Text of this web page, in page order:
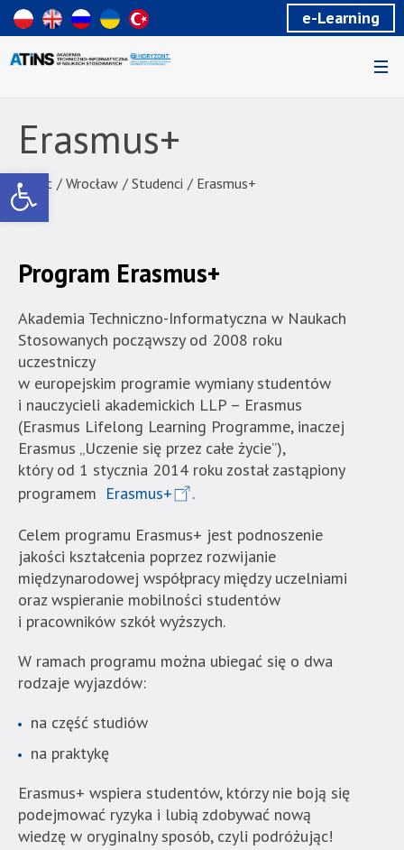
Wiadomość
dla
uzytkowników
ekranowychZnajdujesz
podstronie
"Erasmus+
Akademia
Informatyczna
Naukach
Stosowanych".
Strona
jest
wyposażona
menu
skiplinks
pozwalające
szybko
przechodzić
treści,
które
znajduje
bezpośrednio
pod
wiadomością.
Strona
została
wyposażona
Otwórz pasek narzędzi
e-Learning
Erasmus+
Start / Wrocław / Studenci / Erasmus+
Program Erasmus+
Akademia Techniczno-Informatyczna w Naukach
Stosowanych począwszy od 2008 roku
uczestniczy
w europejskim programie wymiany studentów
i nauczycieli akademickich LLP – Erasmus
(Erasmus Lifelong Learning Programme, inaczej
Erasmus „Uczenie się przez całe życie”),
który od 1 stycznia 2014 roku został zastąpiony
programem Erasmus+
.
Celem programu Erasmus+ jest podnoszenie
jakości kształcenia poprzez rozwijanie
międzynarodowej współpracy między uczelniami
oraz wspieranie mobilności studentów
i pracowników szkół wyższych.
W ramach programu można ubiegać się o dwa
rodzaje wyjazdów:
na część studiów
na praktykę
Erasmus+ wspiera studentów, którzy nie boją się
podejmować ryzyka i lubią zdobywać nową
wiedzę w oryginalny sposób, czyli podróżując!